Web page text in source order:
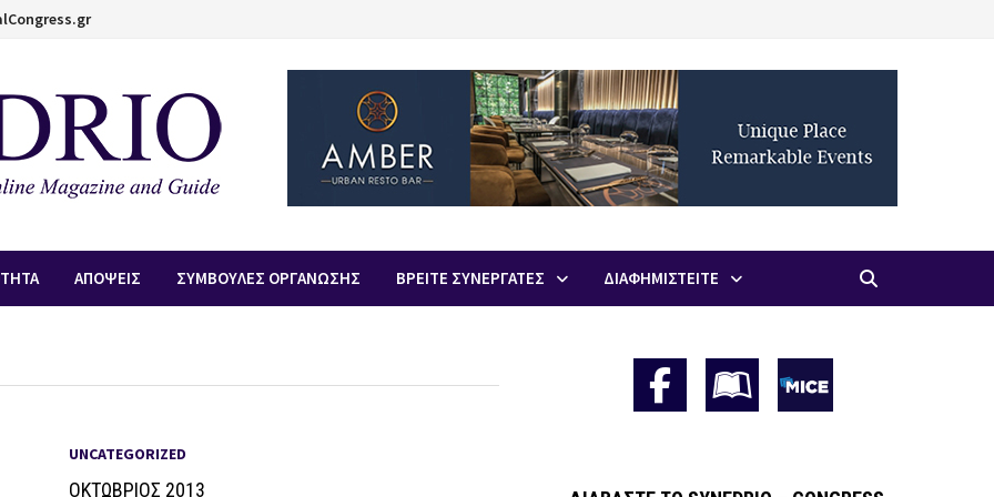
ΑΠOΨΕΙΣ ΣΥΜΒΟΥΛΕΣ ΟΡΓΑΝΩΣΗΣ ΒΡΕΙΤΕ ΣΥΝΕΡΓΑΤΕΣ ΔΙΑΦΗΜΙΣΤΕΙΤΕ
UNCATEGORIZED
ΟΚΤΩΒΡΙΟΣ 2013